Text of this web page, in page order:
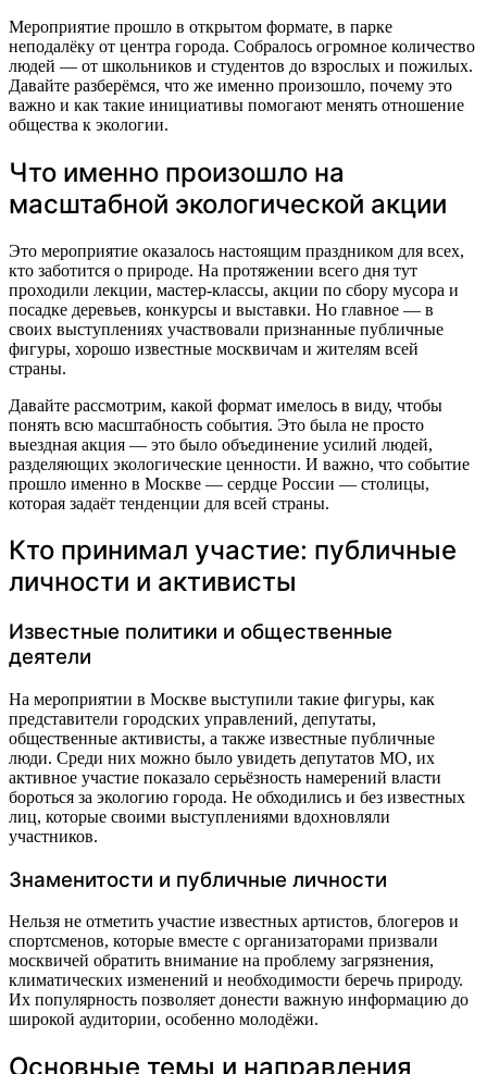
Мероприятие прошло в открытом формате, в парке
неподалёку от центра города. Собралось огромное количество
людей — от школьников и студентов до взрослых и пожилых.
Давайте разберёмся, что же именно произошло, почему это
важно и как такие инициативы помогают менять отношение
общества к экологии.
Что именно произошло на
масштабной экологической акции
Это мероприятие оказалось настоящим праздником для всех,
кто заботится о природе. На протяжении всего дня тут
проходили лекции, мастер-классы, акции по сбору мусора и
посадке деревьев, конкурсы и выставки. Но главное — в
своих выступлениях участвовали признанные публичные
фигуры, хорошо известные москвичам и жителям всей
страны.
Давайте рассмотрим, какой формат имелось в виду, чтобы
понять всю масштабность события. Это была не просто
выездная акция — это было объединение усилий людей,
разделяющих экологические ценности. И важно, что событие
прошло именно в Москве — сердце России — столицы,
которая задаёт тенденции для всей страны.
Кто принимал участие: публичные
личности и активисты
Известные политики и общественные
деятели
На мероприятии в Москве выступили такие фигуры, как
представители городских управлений, депутаты,
общественные активисты, а также известные публичные
люди. Среди них можно было увидеть депутатов МО, их
активное участие показало серьёзность намерений власти
бороться за экологию города. Не обходились и без известных
лиц, которые своими выступлениями вдохновляли
участников.
Знаменитости и публичные личности
Нельзя не отметить участие известных артистов, блогеров и
спортсменов, которые вместе с организаторами призвали
москвичей обратить внимание на проблему загрязнения,
климатических изменений и необходимости беречь природу.
Их популярность позволяет донести важную информацию до
широкой аудитории, особенно молодёжи.
Основные темы и направления